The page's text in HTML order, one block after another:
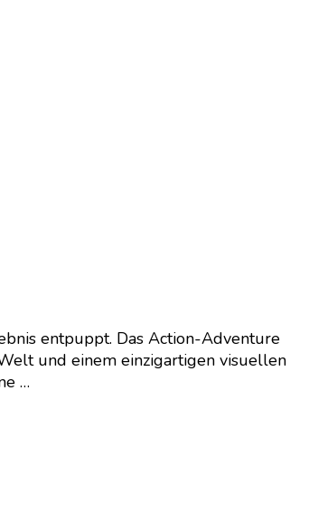
entpuppt. Das Action-Adventure
und einem einzigartigen visuellen
…